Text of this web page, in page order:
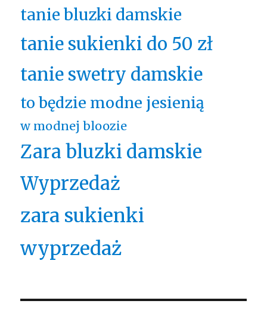
tanie bluzki damskie
tanie sukienki do 50 zł
tanie swetry damskie
to będzie modne jesienią
w modnej bloozie
Zara bluzki damskie
Wyprzedaż
zara sukienki
wyprzedaż